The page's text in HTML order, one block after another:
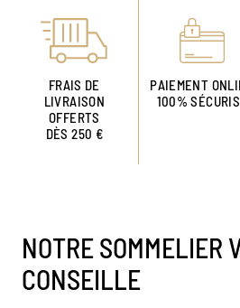
FRAIS DE
LIVRAISON
OFFERTS
DÈS 250 €
PAIEMENT
100%
NOTRE SOMMELIER
CONSEILLE